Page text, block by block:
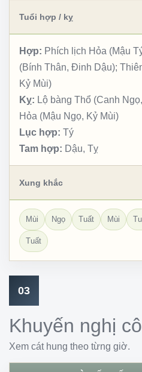
Tuổi hợp / kỵ
Hợp: Phích lịch Hỏa (Mậu
(Bính Thân, Đinh Dậu);
Kỷ Mùi)
Kỵ: Lộ bàng Thổ (Canh
Hỏa (Mậu Ngọ, Kỷ Mùi)
Lục hợp: Tý
Tam hợp: Dậu, Tỵ
Xung khắc
Mùi Ngọ Tuất Mùi
Tuất
03
Khuyến nghị
Xem cát hung theo từng giờ.